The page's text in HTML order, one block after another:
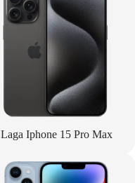
Laga Iphone 15 Pro Max